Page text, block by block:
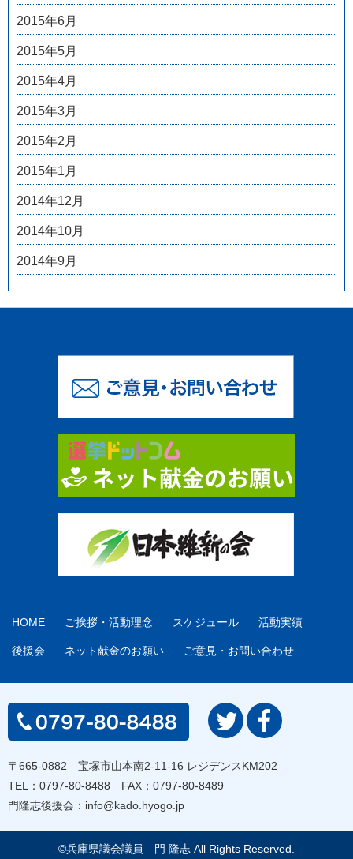
2015年6月
2015年5月
2015年4月
2015年3月
2015年2月
2015年1月
2014年12月
2014年10月
2014年9月
HOME ご挨拶・活動理念 スケジュール 活動実績
後援会 ネット献金のお願い ご意見・お問い合わせ
〒665-0882 宝塚市山本南2-11-16 レジデンスKM202
TEL： 0797-80-8488 FAX：0797-80-8489
門隆志後援会： info@kado.hyogo.jp
©兵庫県議会議員 門 隆志 All Rights Reserved.